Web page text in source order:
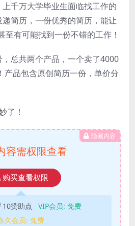
千万大学毕业生面临找工作的
简历，一份优秀的简历，能让
至有可能找到一份不错的工作！
总共两个产品，一个卖了4000
产品包含原创简历一份，单价分
了！
隐藏内容
容需权限查看
购买查看权限
10赞助点 VIP会员: 免费
久会员: 免费